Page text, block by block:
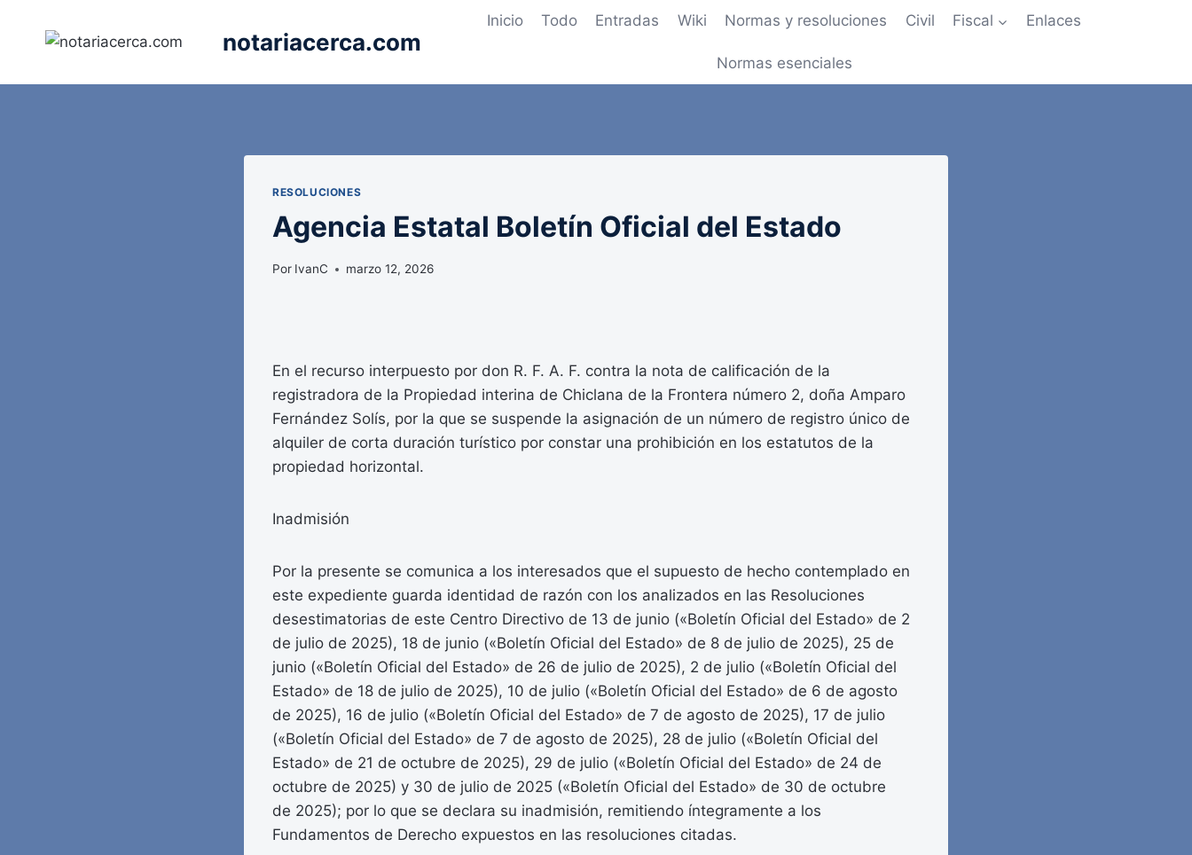
notariacerca.com
Inicio Todo Entradas Wiki Normas y resoluciones Civil Fiscal Enlaces
Normas esenciales
RESOLUCIONES
Agencia Estatal Boletín Oficial del Estado
Por IvanC marzo 12, 2026
En el recurso interpuesto por don R. F. A. F. contra la nota de calificación de la
registradora de la Propiedad interina de Chiclana de la Frontera número 2, doña Amparo
Fernández Solís, por la que se suspende la asignación de un número de registro único de
alquiler de corta duración turístico por constar una prohibición en los estatutos de la
propiedad horizontal.
Inadmisión
Por la presente se comunica a los interesados que el supuesto de hecho contemplado en
este expediente guarda identidad de razón con los analizados en las Resoluciones
desestimatorias de este Centro Directivo de 13 de junio («Boletín Oficial del Estado» de 2
de julio de 2025), 18 de junio («Boletín Oficial del Estado» de 8 de julio de 2025), 25 de
junio («Boletín Oficial del Estado» de 26 de julio de 2025), 2 de julio («Boletín Oficial del
Estado» de 18 de julio de 2025), 10 de julio («Boletín Oficial del Estado» de 6 de agosto
de 2025), 16 de julio («Boletín Oficial del Estado» de 7 de agosto de 2025), 17 de julio
(«Boletín Oficial del Estado» de 7 de agosto de 2025), 28 de julio («Boletín Oficial del
Estado» de 21 de octubre de 2025), 29 de julio («Boletín Oficial del Estado» de 24 de
octubre de 2025) y 30 de julio de 2025 («Boletín Oficial del Estado» de 30 de octubre
de 2025); por lo que se declara su inadmisión, remitiendo íntegramente a los
Fundamentos de Derecho expuestos en las resoluciones citadas.